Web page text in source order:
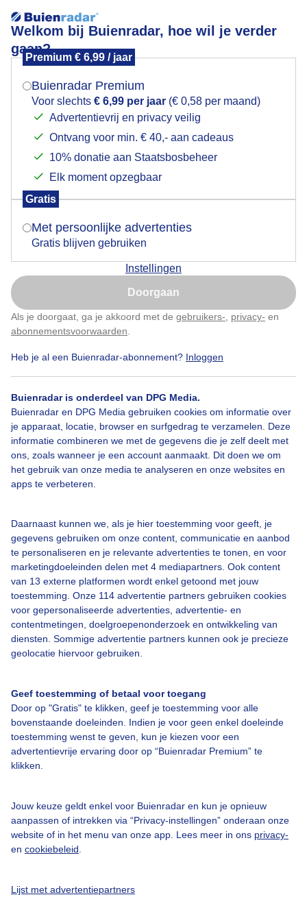
Welkom bij Buienradar, hoe wil je verder
gaan?
Premium € 6,99 / jaar
Buienradar Premium
Voor slechts € 6,99 per jaar (€ 0,58 per maand)
Advertentievrij en privacy veilig
Ontvang voor min. € 40,- aan cadeaus
10% donatie aan Staatsbosbeheer
Elk moment opzegbaar
Gratis
Met persoonlijke advertenties
Gratis blijven gebruiken
Instellingen
Doorgaan
Als je doorgaat, ga je akkoord met de gebruikers- privacy- en
abonnementsvoorwaarden
Heb je al een Buienradar-abonnement? Inloggen
Buienradar is onderdeel van DPG Media.
Buienradar en DPG Media gebruiken cookies om informatie over
je apparaat, locatie, browser en surfgedrag te verzamelen. Deze
informatie combineren we met de gegevens die je zelf deelt met
ons, zoals wanneer je een account aanmaakt. Dit doen we om
het gebruik van onze media te analyseren en onze websites en
apps te verbeteren.
Daarnaast kunnen we, als je hier toestemming voor geeft, je
gegevens gebruiken om onze content, communicatie en aanbod
te personaliseren en je relevante advertenties te tonen, en voor
marketingdoeleinden delen met 4 mediapartners. Ook content
van 13 externe platformen wordt enkel getoond met jouw
toestemming. Onze 114 advertentie partners gebruiken cookies
voor gepersonaliseerde advertenties, advertentie- en
contentmetingen, doelgroepenonderzoek en ontwikkeling van
diensten. Sommige advertentie partners kunnen ook je precieze
geolocatie hiervoor gebruiken.
Geef toestemming of betaal voor toegang
Door op "Gratis" te klikken, geef je toestemming voor alle
bovenstaande doeleinden. Indien je voor geen enkel doeleinde
toestemming wenst te geven, kun je kiezen voor een
advertentievrije ervaring door op “Buienradar Premium” te
klikken.
Jouw keuze geldt enkel voor Buienradar en kun je opnieuw
aanpassen of intrekken via “Privacy-instellingen” onderaan onze
website of in het menu van onze app. Lees meer in ons privacy-
en cookiebeleid
Lijst met advertentiepartners
Nevel in de bergen van het zwarte woud
Nevel in de bergen van het zwarte woud na regen en
onweer
Door: Cynthia Van Leusden
Regen Wolken Onweer
Bekijk slideshow
Een moment geduld aub...
Over Buienradar
Bedrijfsgegevens
Veelgestelde vragen
Contact
Toegankelijkheid
Adverteren
Buienradar Team
Privacy beleid
Mogen we je locatie gebruiken voor het
Indien je hier nog geen akkoord op hebt gegeven,
verschijnt er zo een pop-up uit je browser waarin
Is goed, toon de popup
Nu niet, misschien later
Klik hierom dit aan te passen